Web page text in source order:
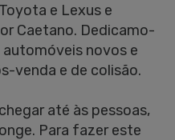
e Lexus e
Caetano. Dedicamo-
novos e
venda e de colisão.
até às pessoas,
Para fazer este